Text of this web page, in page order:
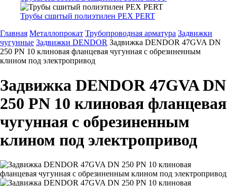
Трубы сшитый полиэтилен PEX PERT
Главная Металлопрокат Трубопроводная арматура Задвижки
чугунные Задвижки DENDOR Задвижка DENDOR 47GVA DN
250 PN 10 клиновая фланцевая чугунная с обрезиненным
клином под электропривод
Задвижка DENDOR 47GVA DN
250 PN 10 клиновая фланцевая
чугунная с обрезиненным
клином под электропривод